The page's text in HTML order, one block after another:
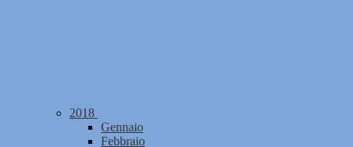
2018
Gennaio
Febbraio